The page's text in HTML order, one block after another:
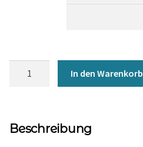
dieses
In den Warenkorb
Beschreibung